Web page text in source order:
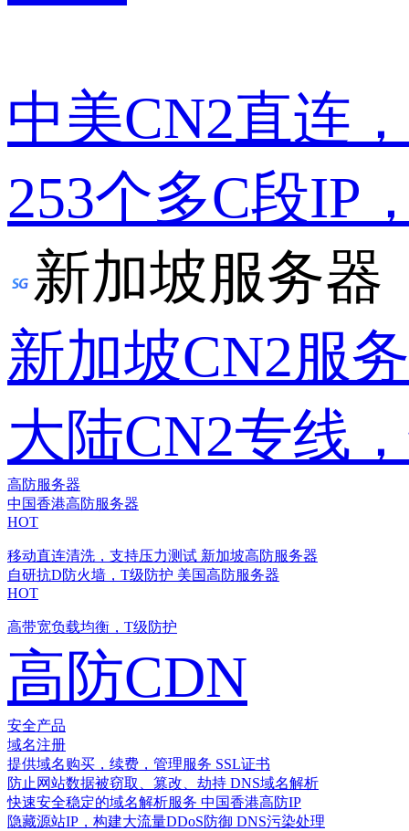
中美CN2直连
253个多C段IP
新加坡服务器
新加坡CN2服
大陆CN2专线
高防服务器
中国香港高防服务器
HOT
移动直连清洗，支持压力测试 新加坡高防服务器
自研抗D防火墙，T级防护 美国高防服务器
HOT
高带宽负载均衡，T级防护
高防CDN
安全产品
域名注册
提供域名购买，续费，管理服务 SSL证书
防止网站数据被窃取、篡改、劫持 DNS域名解析
快速安全稳定的域名解析服务 中国香港高防IP
隐藏源站IP，构建大流量DDoS防御 DNS污染处理